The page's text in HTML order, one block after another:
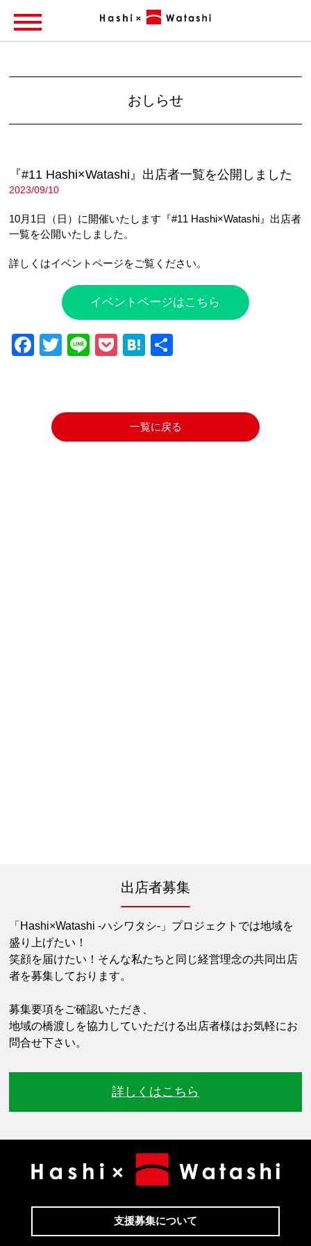
おしらせ
『#11 Hashi×Watashi』出店者一覧を公開しました
2023/09/10
10月1日（日）に開催いたします『#11 Hashi×Watashi』出店者
一覧を公開いたしました。
詳しくはイベントページをご覧ください。
イベントページはこちら
Facebook
Twitter
LinePocketHatena
一覧に戻る
出店者募集
「Hashi×Watashi -ハシワタシ-」プロジェクトでは地域を
盛り上げたい！
笑顔を届けたい！そんな私たちと同じ経営理念の共同出店
者を募集しております。
募集要項をご確認いただき、
地域の橋渡しを協力していただける出店者様はお気軽にお
問合せ下さい。
詳しくはこちら
支援募集について